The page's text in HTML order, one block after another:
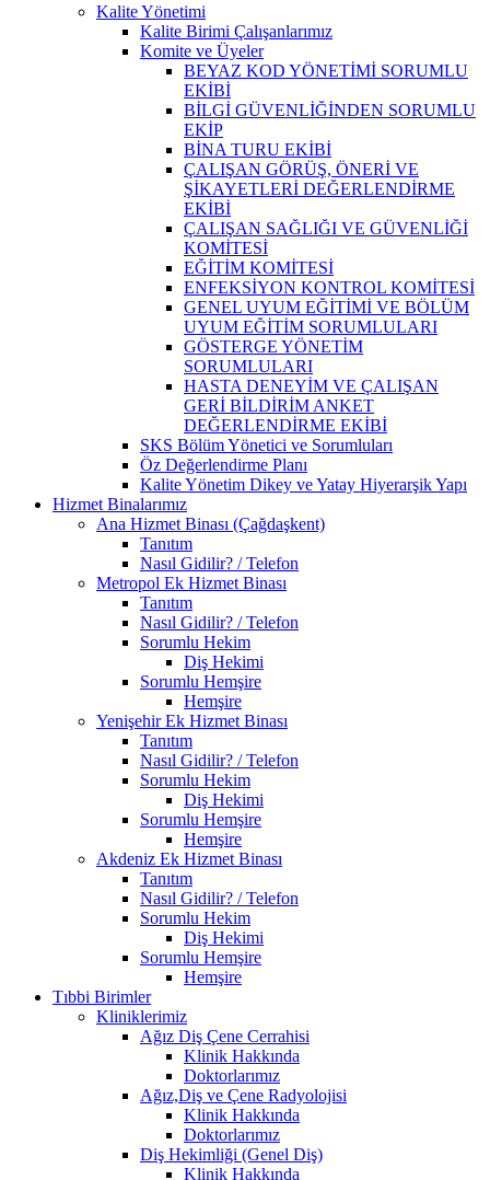
Kalite Yönetimi
Kalite Birimi Çalışanlarımız
Komite ve Üyeler
BEYAZ KOD YÖNETİMİ SORUMLU
EKİBİ
BİLGİ GÜVENLİĞİNDEN SORUMLU
EKİP
BİNA TURU EKİBİ
ÇALIŞAN GÖRÜŞ, ÖNERİ VE
ŞİKAYETLERİ DEĞERLENDİRME
EKİBİ
ÇALIŞAN SAĞLIĞI VE GÜVENLİĞİ
KOMİTESİ
EĞİTİM KOMİTESİ
ENFEKSİYON KONTROL KOMİTESİ
GENEL UYUM EĞİTİMİ VE BÖLÜM
UYUM EĞİTİM SORUMLULARI
GÖSTERGE YÖNETİM
SORUMLULARI
HASTA DENEYİM VE ÇALIŞAN
GERİ BİLDİRİM ANKET
DEĞERLENDİRME EKİBİ
SKS Bölüm Yönetici ve Sorumluları
Öz Değerlendirme Planı
Kalite Yönetim Dikey ve Yatay Hiyerarşik Yapı
Hizmet Binalarımız
Ana Hizmet Binası (Çağdaşkent)
Tanıtım
Nasıl Gidilir? / Telefon
Metropol Ek Hizmet Binası
Tanıtım
Nasıl Gidilir? / Telefon
Sorumlu Hekim
Diş Hekimi
Sorumlu Hemşire
Hemşire
Yenişehir Ek Hizmet Binası
Tanıtım
Nasıl Gidilir? / Telefon
Sorumlu Hekim
Diş Hekimi
Sorumlu Hemşire
Hemşire
Akdeniz Ek Hizmet Binası
Tanıtım
Nasıl Gidilir? / Telefon
Sorumlu Hekim
Diş Hekimi
Sorumlu Hemşire
Hemşire
Tıbbi Birimler
Kliniklerimiz
Ağız Diş Çene Cerrahisi
Klinik Hakkında
Doktorlarımız
Ağız,Diş ve Çene Radyolojisi
Klinik Hakkında
Doktorlarımız
Diş Hekimliği (Genel Diş)
Klinik Hakkında